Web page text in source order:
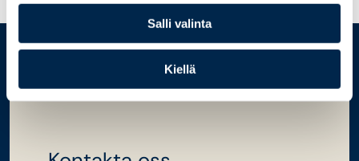
Salli valinta
Kiellä